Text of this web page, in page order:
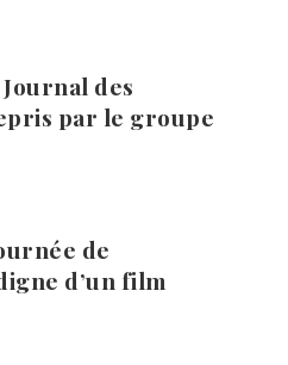
des
par le groupe
de
d’un film